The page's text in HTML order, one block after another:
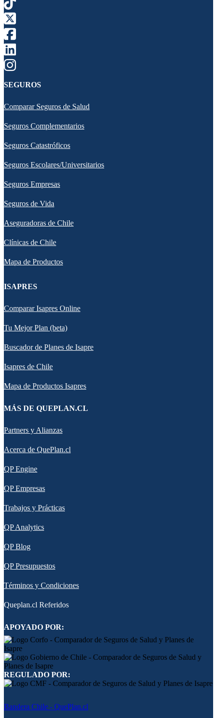
SEGUROS
Comparar Seguros de Salud
Seguros Complementarios
Seguros Catastróficos
Seguros Escolares/Universitarios
Seguros Empresas
Seguros de Vida
Aseguradoras de Chile
Clínicas de Chile
Mapa de Productos
ISAPRES
Comparar Isapres Online
Tu Mejor Plan (beta)
Buscador de Planes de Isapre
Isapres de Chile
Mapa de Productos Isapres
MÁS DE QUEPLAN.CL
Partners y Alianzas
Acerca de QuePlan.cl
QP Engine
QP Empresas
Trabajos y Prácticas
QP Analytics
QP Blog
QP Presupuestos
Términos y Condiciones
Queplan.cl Referidos
APOYADO POR:
REGULADO POR:
Bandera Chile - QuePlan.cl